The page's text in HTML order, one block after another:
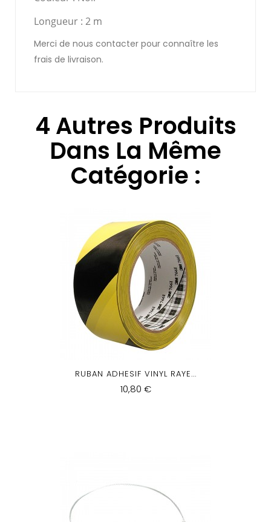
Longueur : 2 m
Merci de nous contacter pour connaître les
frais de livraison.
4 Autres Produits
Dans La Même
Catégorie :
RUBAN ADHESIF VINYL RAYE...
10,80 €